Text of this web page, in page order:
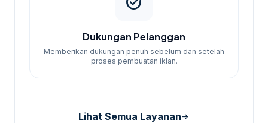
Dukungan Pelanggan
Memberikan dukungan penuh sebelum dan setelah
proses pembuatan iklan.
Lihat Semua Layananarrow_forward